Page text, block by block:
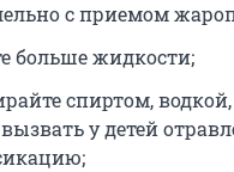
с приемом
больше жидкости;
спиртом,
у детей